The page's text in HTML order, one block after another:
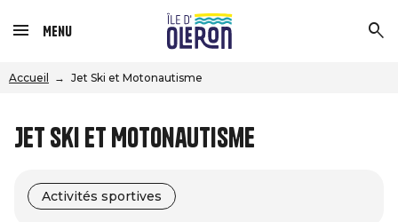
Menu
Accueil Jet Ski et Motonautisme
Jet Ski et Motonautisme
Activités sportives